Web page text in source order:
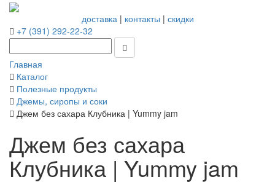
доставка| контакты | скидки
+7 (391) 292-22-32
Главная
Каталог
Полезные продукты
Джемы, сиропы и соки
Джем без сахара Клубника | Yummy jam
Джем без сахара
Клубника | Yummy jam